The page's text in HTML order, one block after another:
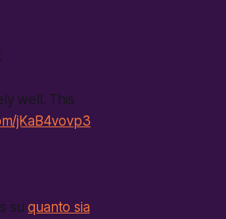
well. This
jKaB4vovp3
suquanto sia